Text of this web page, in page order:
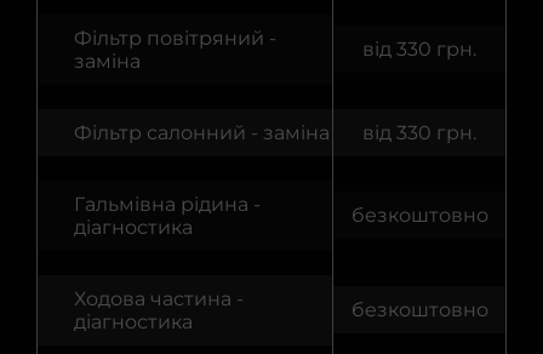
Заміна акумулятора авто
Заміна гальмівних колодок
Ремонт глушника
Фільтр повітряний -
заміна
від 330 грн.
Фільтр салонний - заміна від 330 грн.
Гальмівна рідина -
діагностика
безкоштовно
Ходова частина -
діагностика
безкоштовно